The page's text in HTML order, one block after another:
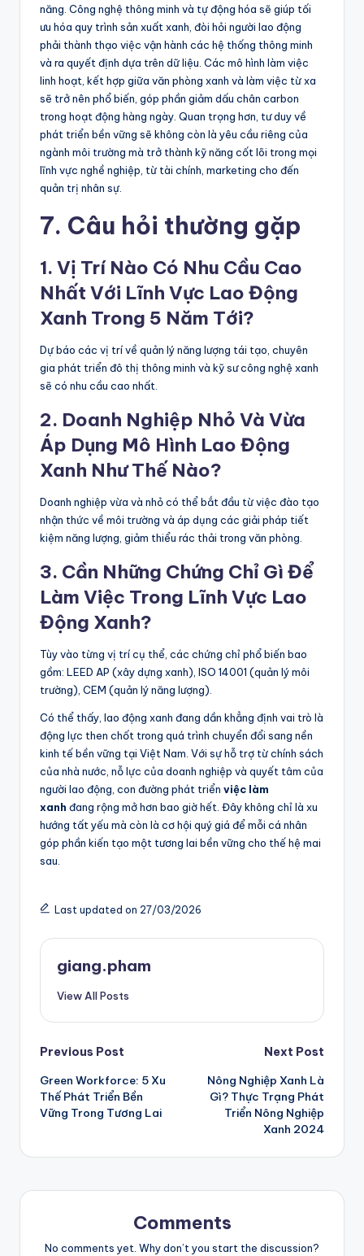
năng. Công nghệ thông minh và tự động hóa sẽ giúp tối
ưu hóa quy trình sản xuất xanh, đòi hỏi người lao động
phải thành thạo việc vận hành các hệ thống thông minh
và ra quyết định dựa trên dữ liệu. Các mô hình làm việc
linh hoạt, kết hợp giữa văn phòng xanh và làm việc từ xa
sẽ trở nên phổ biến, góp phần giảm dấu chân carbon
trong hoạt động hàng ngày. Quan trọng hơn, tư duy về
phát triển bền vững sẽ không còn là yêu cầu riêng của
ngành môi trường mà trở thành kỹ năng cốt lõi trong mọi
lĩnh vực nghề nghiệp, từ tài chính, marketing cho đến
quản trị nhân sự.
7. Câu hỏi thường gặp
1. Vị Trí Nào Có Nhu Cầu Cao
Nhất Với Lĩnh Vực Lao Động
Xanh Trong 5 Năm Tới?
Dự báo các vị trí về quản lý năng lượng tái tạo, chuyên
gia phát triển đô thị thông minh và kỹ sư công nghệ xanh
sẽ có nhu cầu cao nhất.
2. Doanh Nghiệp Nhỏ Và Vừa
Áp Dụng Mô Hình Lao Động
Xanh Như Thế Nào?
Doanh nghiệp vừa và nhỏ có thể bắt đầu từ việc đào tạo
nhận thức về môi trường và áp dụng các giải pháp tiết
kiệm năng lượng, giảm thiểu rác thải trong văn phòng.
3. Cần Những Chứng Chỉ Gì Để
Làm Việc Trong Lĩnh Vực Lao
Động Xanh?
Tùy vào từng vị trí cụ thể, các chứng chỉ phổ biến bao
gồm: LEED AP (xây dựng xanh), ISO 14001 (quản lý môi
trường), CEM (quản lý năng lượng).
Có thể thấy, lao động xanh đang dần khẳng định vai trò là
động lực then chốt trong quá trình chuyển đổi sang nền
kinh tế bền vững tại Việt Nam. Với sự hỗ trợ từ chính sách
của nhà nước, nỗ lực của doanh nghiệp và quyết tâm của
người lao động, con đường phát triển việc làm
xanh đang rộng mở hơn bao giờ hết. Đây không chỉ là xu
hướng tất yếu mà còn là cơ hội quý giá để mỗi cá nhân
góp phần kiến tạo một tương lai bền vững cho thế hệ mai
sau.
Last updated on 27/03/2026
giang.pham
View All Posts
Post
navigation
Previous Post
Green Workforce: 5 Xu
Thế Phát Triển Bền
Vững Trong Tương Lai
Next Post
Nông Nghiệp Xanh Là
Gì? Thực Trạng Phát
Triển Nông Nghiệp
Xanh 2024
Comments
No comments yet. Why don’t you start the discussion?